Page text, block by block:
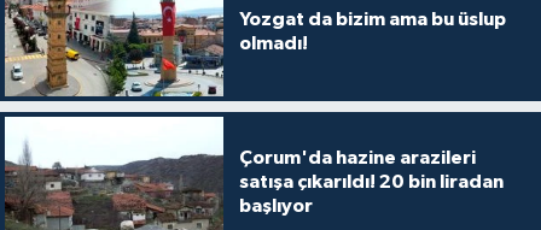
Yozgat da bizim ama bu üslup
olmadı!
Çorum'da hazine arazileri
satışa çıkarıldı! 20 bin liradan
başlıyor